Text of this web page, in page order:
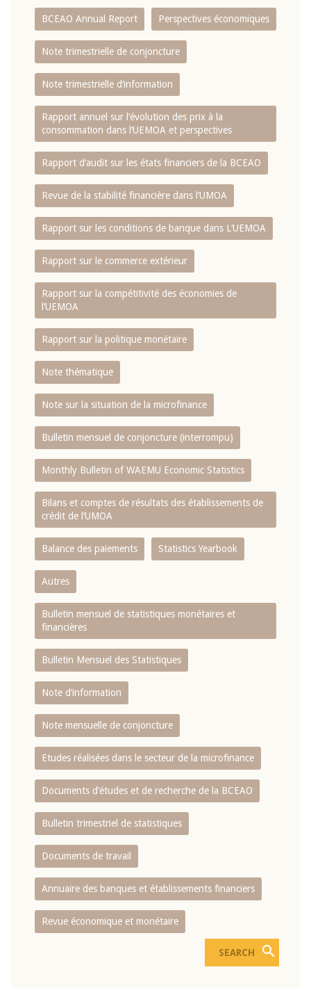
BCEAO Annual Report Perspectives économiques
Note trimestrielle de conjoncture
Note trimestrielle d‘information
Rapport annuel sur l‘évolution des prix à la
consommation dans l‘UEMOA et perspectives
Rapport d‘audit sur les états financiers de la BCEAO
Revue de la stabilité financière dans l‘UMOA
Rapport sur les conditions de banque dans L‘UEMOA
Rapport sur le commerce extérieur
Rapport sur la compétitivité des économies de
l‘UEMOA
Rapport sur la politique monétaire
Note thématique
Note sur la situation de la microfinance
Bulletin mensuel de conjoncture (interrompu)
Monthly Bulletin of WAEMU Economic Statistics
Bilans et comptes de résultats des établissements de
crédit de l‘UMOA
Balance des paiements Statistics Yearbook
Autres
Bulletin mensuel de statistiques monétaires et
financières
Bulletin Mensuel des Statistiques
Note d’information
Note mensuelle de conjoncture
Etudes réalisées dans le secteur de la microfinance
Documents d’études et de recherche de la BCEAO
Bulletin trimestriel de statistiques
Documents de travail
Annuaire des banques et établissements financiers
Revue économique et monétaire